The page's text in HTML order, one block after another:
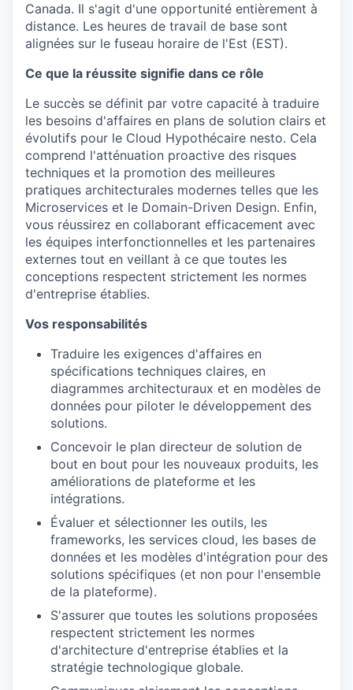
Canada. Il s'agit d'une opportunité entièrement à
distance. Les heures de travail de base sont
alignées sur le fuseau horaire de l'Est (EST).
Ce que la réussite signifie dans ce rôle
Le succès se définit par votre capacité à traduire
les besoins d'affaires en plans de solution clairs et
évolutifs pour le Cloud Hypothécaire nesto. Cela
comprend l'atténuation proactive des risques
techniques et la promotion des meilleures
pratiques architecturales modernes telles que les
Microservices et le Domain-Driven Design. Enfin,
vous réussirez en collaborant efficacement avec
les équipes interfonctionnelles et les partenaires
externes tout en veillant à ce que toutes les
conceptions respectent strictement les normes
d'entreprise établies.
Vos responsabilités
Traduire les exigences d'affaires en
spécifications techniques claires, en
diagrammes architecturaux et en modèles de
données pour piloter le développement des
solutions.
Concevoir le plan directeur de solution de
bout en bout pour les nouveaux produits, les
améliorations de plateforme et les
intégrations.
Évaluer et sélectionner les outils, les
frameworks, les services cloud, les bases de
données et les modèles d'intégration pour des
solutions spécifiques (et non pour l'ensemble
de la plateforme).
S'assurer que toutes les solutions proposées
respectent strictement les normes
d'architecture d'entreprise établies et la
stratégie technologique globale.